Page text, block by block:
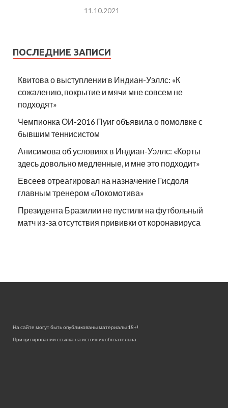
11.10.2021
ПОСЛЕДНИЕ ЗАПИСИ
Квитова о выступлении в Индиан-Уэллс: «К
сожалению, покрытие и мячи мне совсем не
подходят»
Чемпионка ОИ-2016 Пуиг объявила о помолвке с
бывшим теннисистом
Анисимова об условиях в Индиан-Уэллс: «Корты
здесь довольно медленные, и мне это подходит»
Евсеев отреагировал на назначение Гисдоля
главным тренером «Локомотива»
Президента Бразилии не пустили на футбольный
матч из-за отсутствия прививки от коронавируса
На сайте могут быть опубликованы материалы 18+!
При цитировании ссылка на источник обязательна.